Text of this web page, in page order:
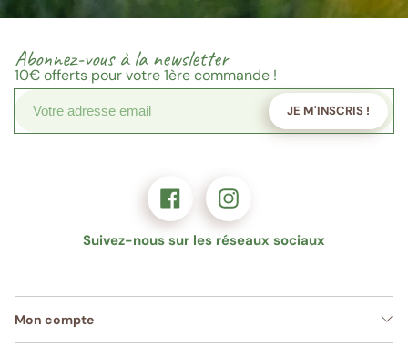
Abonnez-vous à la newsletter
10€offerts pour votre 1ère commande !
JE M'INSCRIS !
Suivez-nous sur les réseaux sociaux
Mon compte